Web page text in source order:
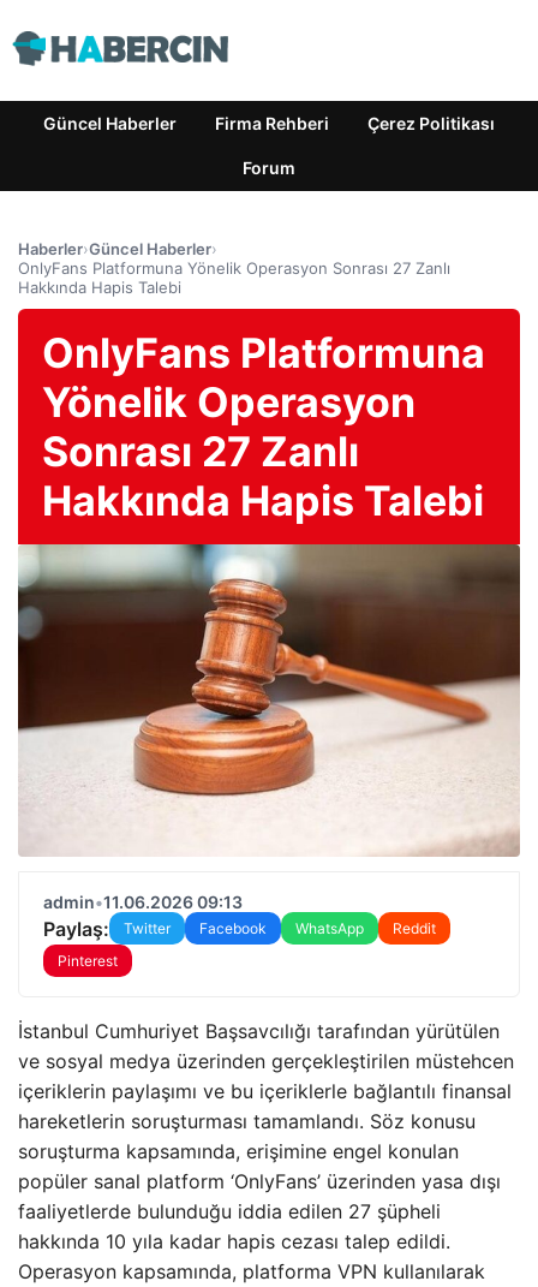
Güncel Haberler Firma Rehberi Çerez Politikası
Forum
Haberler›Güncel Haberler›
OnlyFans Platformuna Yönelik Operasyon Sonrası 27 Zanlı
Hakkında Hapis Talebi
OnlyFans Platformuna
Yönelik Operasyon
Sonrası 27 Zanlı
Hakkında Hapis Talebi
admin•11.06.2026 09:13
Paylaş: Twitter Facebook WhatsApp
Reddit
Pinterest
İstanbul Cumhuriyet Başsavcılığı tarafından yürütülen
ve sosyal medya üzerinden gerçekleştirilen müstehcen
içeriklerin paylaşımı ve bu içeriklerle bağlantılı finansal
hareketlerin soruşturması tamamlandı. Söz konusu
soruşturma kapsamında, erişimine engel konulan
popüler sanal platform ‘OnlyFans’ üzerinden yasa dışı
faaliyetlerde bulunduğu iddia edilen 27 şüpheli
hakkında 10 yıla kadar hapis cezası talep edildi.
Operasyon kapsamında, platforma VPN kullanılarak